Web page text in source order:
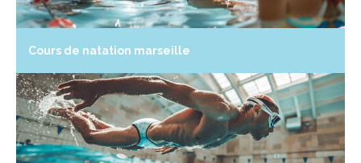
Cours de natation marseille